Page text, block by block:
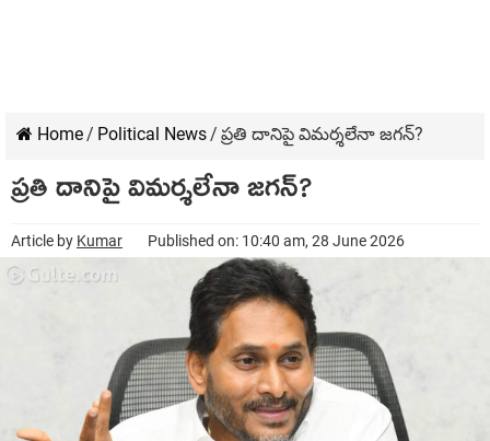
Home/ Political News/ ప్రతి దానిపై విమర్శలేనా జగన్?
ప్రతి దానిపై విమర్శలేనా జగన్?
Article by Kumar Published on: 10:40 am, 28 June 2026